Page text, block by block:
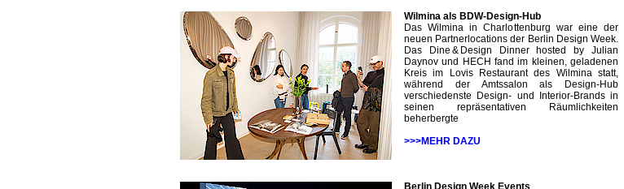
Wilmina als BDW-Design-Hub
Das Wilmina in Charlottenburg war eine der
neuen Partnerlocations der Berlin Design Week.
Das Dine & Design Dinner hosted by Julian
Daynov und HECH fand im kleinen, geladenen
Kreis im Lovis Restaurant des Wilmina statt,
während der Amtssalon als Design-Hub
verschiedenste Design- und Interior-Brands in
seinen repräsentativen Räumlichkeiten
beherbergte
>>>MEHR DAZU
Berlin Design Week Events